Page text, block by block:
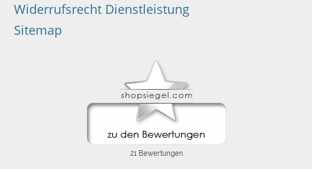
Widerrufsrecht Dienstleistung
Sitemap